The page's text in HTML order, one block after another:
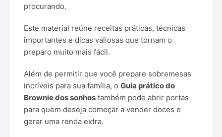
procurando.
Este material reúne receitas práticas, técnicas
importantes e dicas valiosas que tornam o
preparo muito mais fácil.
Além de permitir que você prepare sobremesas
incríveis para sua família, oGuia prático do
Brownie dos sonhos também pode abrir portas
para quem deseja começar a vender doces e
gerar uma renda extra.